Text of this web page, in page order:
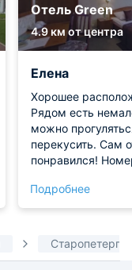
Отель Green
4.9 км от центра
Елена
Хорошее
Рядом есть
можно
перекусить. Сам
понравился!
проживании мы
Рекомендуем!
Подробнее